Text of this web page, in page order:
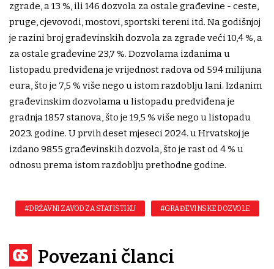
zgrade, a 13 %, ili 146 dozvola za ostale građevine - ceste,
pruge, cjevovodi, mostovi, sportski tereni itd. Na godišnjoj
je razini broj građevinskih dozvola za zgrade veći 10,4 %, a
za ostale građevine 23,7 %. Dozvolama izdanima u
listopadu predviđena je vrijednost radova od 594 milijuna
eura, što je 7,5 % više nego u istom razdoblju lani. Izdanim
građevinskim dozvolama u listopadu predviđena je
gradnja 1857 stanova, što je 19,5 % više nego u listopadu
2023. godine. U prvih deset mjeseci 2024. u Hrvatskoj je
izdano 9855 građevinskih dozvola, što je rast od 4 % u
odnosu prema istom razdoblju prethodne godine.
#DRŽAVNI ZAVOD ZA STATISTIKU #GRAĐEVINSKE DOZVOLE
Povezani članci